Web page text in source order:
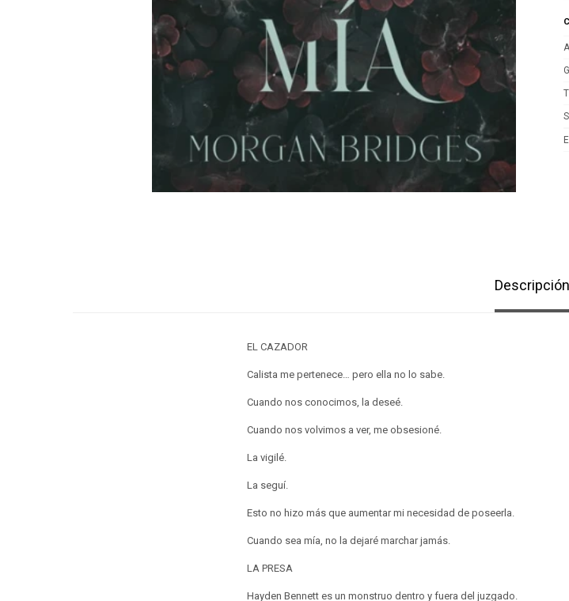
Descripción
EL CAZADOR
Calista me pertenece… pero ella no lo sabe.
Cuando nos conocimos, la deseé.
Cuando nos volvimos a ver, me obsesioné.
La vigilé.
La seguí.
Esto no hizo más que aumentar mi necesidad de poseerla.
Cuando sea mía, no la dejaré marchar jamás.
LA PRESA
Hayden Bennett es un monstruo dentro y fuera del juzgado.